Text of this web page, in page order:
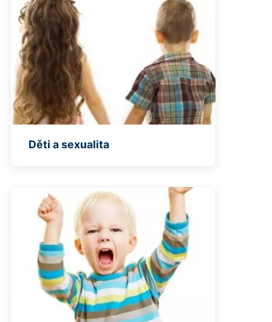
Děti a sexualita